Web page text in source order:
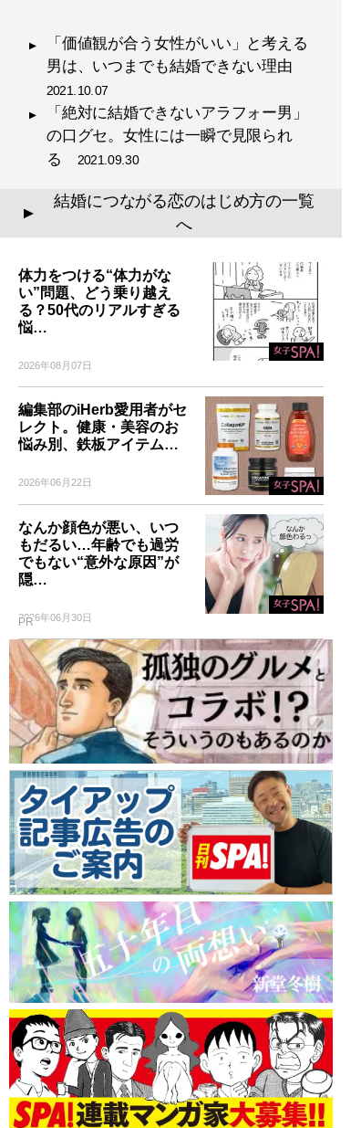
「価値観が合う女性がいい」と考える
男は、いつまでも結婚できない理由
2021.10.07
「絶対に結婚できないアラフォー男」
の口グセ。女性には一瞬で見限られ
る 2021.09.30
▲
結婚につながる恋のはじめ方の一覧
へ
体力をつける“体力がな
い”問題、どう乗り越え
る？50代のリアルすぎる
悩…
2026年08月07日
編集部のiHerb愛用者がセ
レクト。健康・美容のお
悩み別、鉄板アイテム…
2026年06月22日
なんか顔色が悪い、いつ
もだるい…年齢でも過労
でもない“意外な原因”が
隠…
2026年06月30日
PR